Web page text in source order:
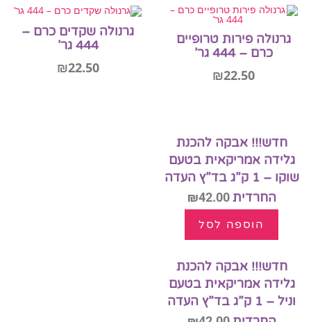
הוספה לסל
גרנולה פירות טרופיים
כרם – 444 גר’
₪22.50
הוספה לסל
גרנולה שקדים כרם –
444 גר’
₪22.50
חדש!!! אבקה להכנת
גלידה אמריקאית בטעם
שוקו – 1 ק”ג בד”ץ העדה
החרדית
₪42.00
הוספה לסל
חדש!!! אבקה להכנת
גלידה אמריקאית בטעם
וניל – 1 ק”ג בד”ץ העדה